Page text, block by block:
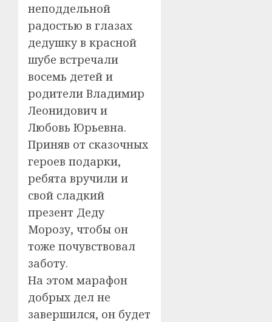
неподдельной
радостью в глазах
дедушку в красной
шубе встречали
восемь детей и
родители Владимир
Леонидович и
Любовь Юрьевна.
Приняв от сказочных
героев подарки,
ребята вручили и
свой сладкий
презент Деду
Морозу, чтобы он
тоже почувствовал
заботу.
На этом марафон
добрых дел не
завершился, он будет